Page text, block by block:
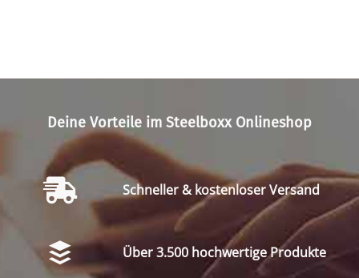
Deine Vorteile im Steelboxx Onlineshop
Schneller & kostenloser Versand
Über 3.500 hochwertige Produkte